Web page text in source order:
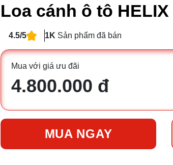
Loa cánh ô tô HELIX
4.5/5 1K Sản phẩm đã bán
Mua với giá ưu đãi
4.800.000 đ
MUA NGAY